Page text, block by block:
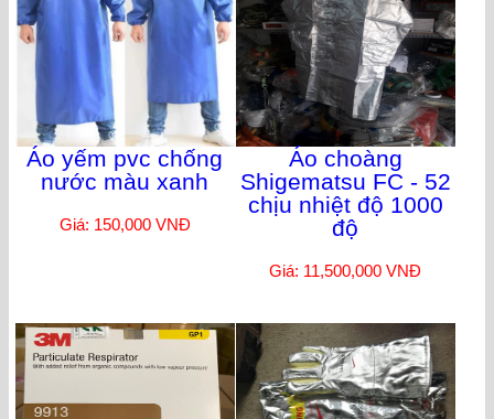
Áo yếm pvc chống
nước màu xanh
Giá: 150,000 VNĐ
Áo choàng
Shigematsu FC - 52
chịu nhiệt độ 1000
độ
Giá: 11,500,000 VNĐ